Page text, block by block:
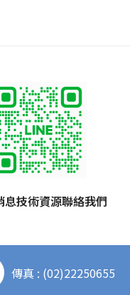
息技術資源聯絡我們
傳真 : (02)22250655